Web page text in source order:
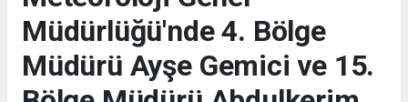
Müdürlüğü'nde 4. Bölge
Müdürü Ayşe Gemici ve 15.